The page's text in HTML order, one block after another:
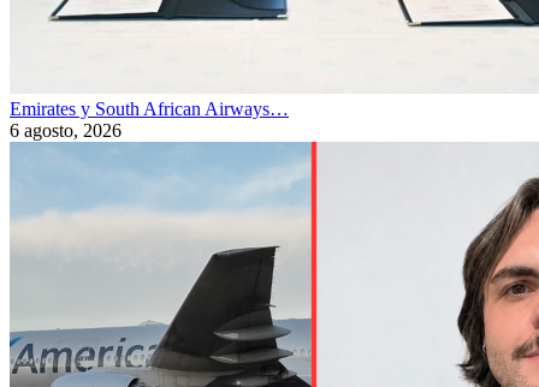
Emirates y South African Airways…
6 agosto, 2026